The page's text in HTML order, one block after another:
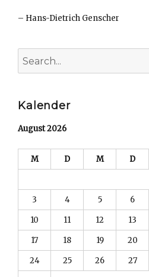
– Hans-Dietrich Genscher
for:
Kalender
August 2026
M D M D
3
4 5 6
10
11 12 13
17
18 19 20
24
25 26 27